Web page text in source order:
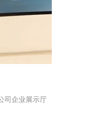
司企业展示厅